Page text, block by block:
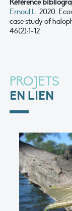
Référence
Ernoul L. 2020.
case study of
46(2):1-12
PROJETS
EN LIEN